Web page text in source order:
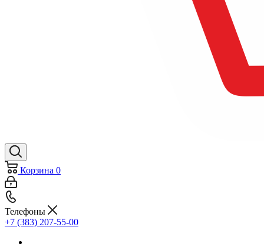
Корзина 0
Телефоны
+7 (383) 207-55-00